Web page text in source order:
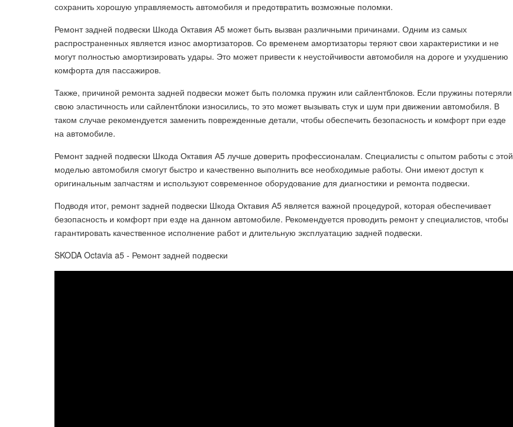
сохранить хорошую управляемость автомобиля и предотвратить возможные поломки.
Ремонт задней подвески Шкода Октавия А5 может быть вызван различными причинами. Одним из самых
распространенных является износ амортизаторов. Со временем амортизаторы теряют свои характеристики и не
могут полностью амортизировать удары. Это может привести к неустойчивости автомобиля на дороге и ухудшению
комфорта для пассажиров.
Также, причиной ремонта задней подвески может быть поломка пружин или сайлентблоков. Если пружины потеряли
свою эластичность или сайлентблоки износились, то это может вызывать стук и шум при движении автомобиля. В
таком случае рекомендуется заменить поврежденные детали, чтобы обеспечить безопасность и комфорт при езде
на автомобиле.
Ремонт задней подвески Шкода Октавия А5 лучше доверить профессионалам. Специалисты с опытом работы с этой
моделью автомобиля смогут быстро и качественно выполнить все необходимые работы. Они имеют доступ к
оригинальным запчастям и используют современное оборудование для диагностики и ремонта подвески.
Подводя итог, ремонт задней подвески Шкода Октавия А5 является важной процедурой, которая обеспечивает
безопасность и комфорт при езде на данном автомобиле. Рекомендуется проводить ремонт у специалистов, чтобы
гарантировать качественное исполнение работ и длительную эксплуатацию задней подвески.
SKODA Octavia a5 - Ремонт задней подвески